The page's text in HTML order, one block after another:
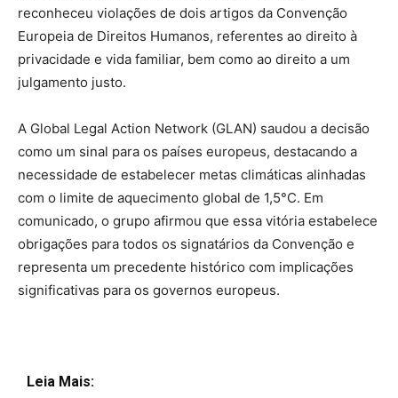
reconheceu violações de dois artigos da Convenção
Europeia de Direitos Humanos, referentes ao direito à
privacidade e vida familiar, bem como ao direito a um
julgamento justo.
A Global Legal Action Network (GLAN) saudou a decisão
como um sinal para os países europeus, destacando a
necessidade de estabelecer metas climáticas alinhadas
com o limite de aquecimento global de 1,5°C. Em
comunicado, o grupo afirmou que essa vitória estabelece
obrigações para todos os signatários da Convenção e
representa um precedente histórico com implicações
significativas para os governos europeus.
Leia Mais: